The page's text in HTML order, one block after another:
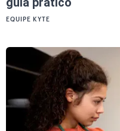
EQUIPE KYTE